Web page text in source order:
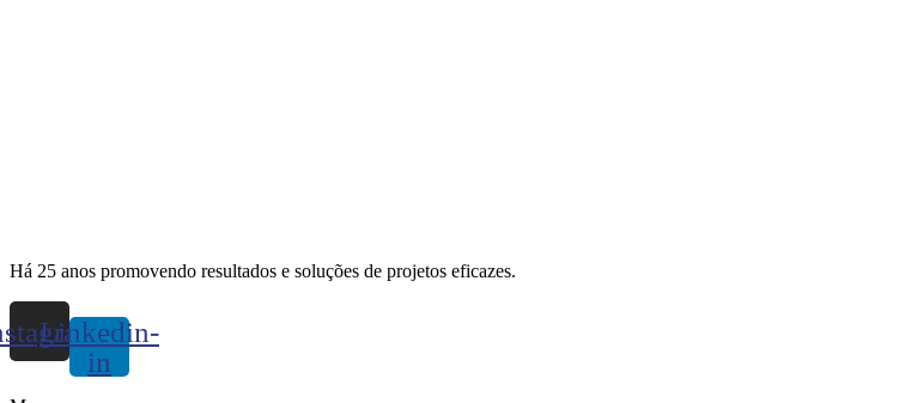
Há 25 anos promovendo resultados e soluções de projetos eficazes.
Linkedin-
in